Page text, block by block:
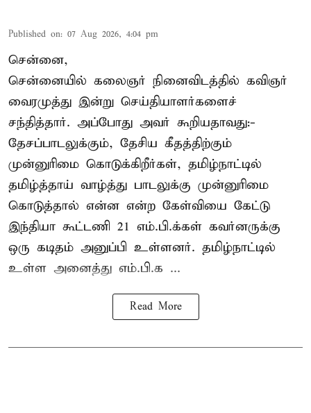
Published on: 07 Aug 2026, 4:04 pm
சென்னை,
சென்னையில் கலைஞர் நினைவிடத்தில் கவிஞர்
வைரமுத்து இன்று செய்தியாளர்களைச்
சந்தித்தார். அப்போது அவர் கூறியதாவது:-
தேசப்பாடலுக்கும், தேசிய கீதத்திற்கும்
முன்னுரிமை கொடுக்கிறீர்கள், தமிழ்நாட்டில்
தமிழ்த்தாய் வாழ்த்து பாடலுக்கு முன்னுரிமை
கொடுத்தால் என்ன என்ற கேள்வியை கேட்டு
இந்தியா கூட்டணி 21 எம்.பி.க்கள் கவர்னருக்கு
ஒரு கடிதம் அனுப்பி உள்ளனர். தமிழ்நாட்டில்
உள்ள அனைத்து எம்.பி.க ...
Read More